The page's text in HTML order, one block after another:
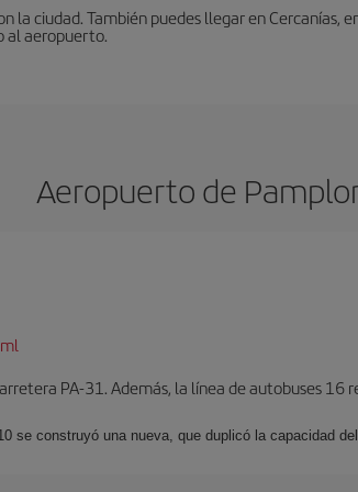
ciudad. También puedes llegar en Cercanías,
al aeropuerto.
Aeropuerto de
PA-31. Además, la línea de autobuses
se construyó una nueva, que duplicó la capacidad